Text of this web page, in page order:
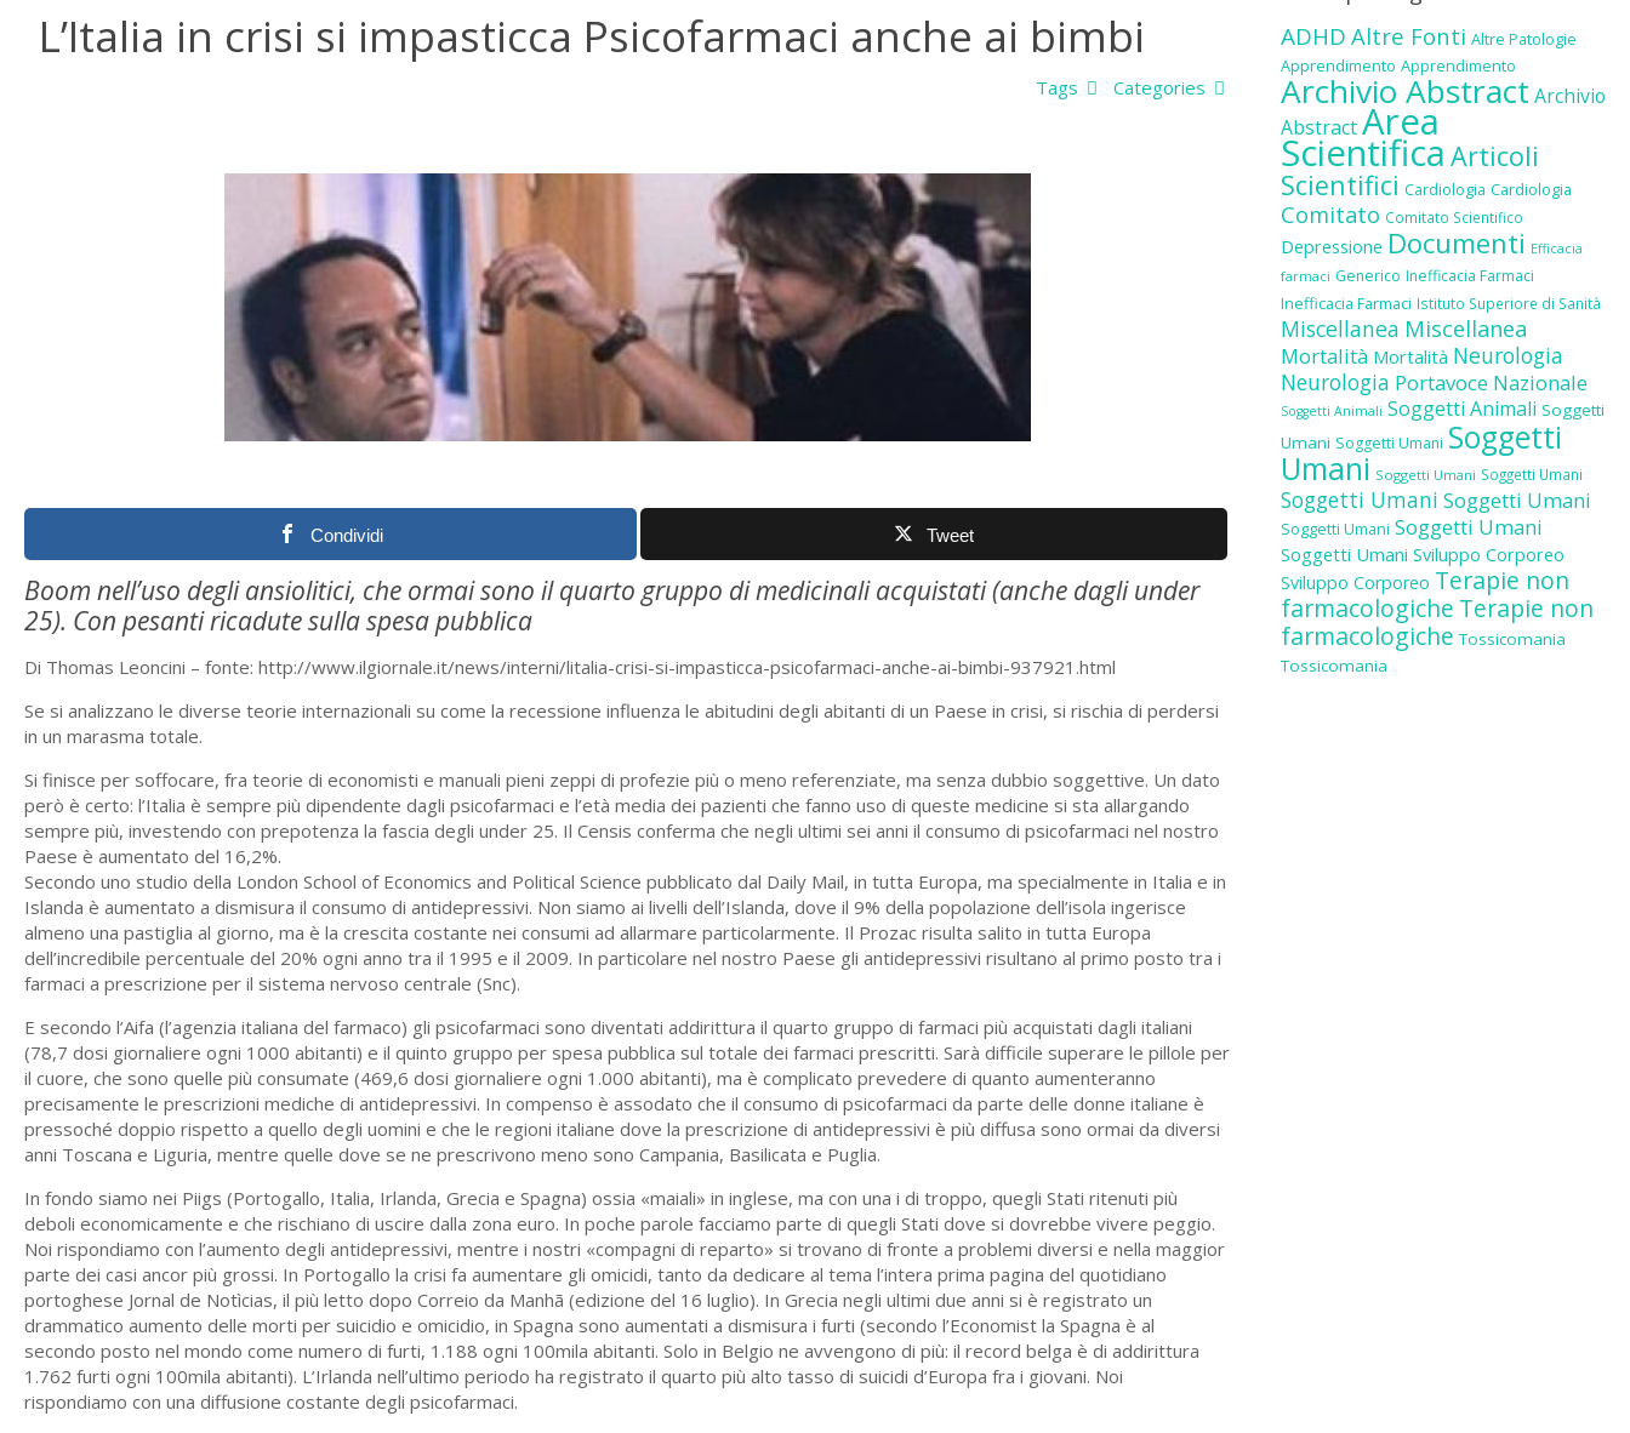
L’Italia in crisi si impasticca Psicofarmaci anche ai bimbi
Categories
Tags
Condividi Tweet
Boom nell’uso degli ansiolitici, che ormai sono il quarto gruppo di medicinali acquistati (anche dagli under
25). Con pesanti ricadute sulla spesa pubblica
Di Thomas Leoncini – fonte: http://www.ilgiornale.it/news/interni/litalia-crisi-si-impasticca-psicofarmaci-anche-ai-bimbi-937921.html
Se si analizzano le diverse teorie internazionali su come la recessione influenza le abitudini degli abitanti di un Paese in crisi, si rischia di perdersi
in un marasma totale.
Si finisce per soffocare, fra teorie di economisti e manuali pieni zeppi di profezie più o meno referenziate, ma senza dubbio soggettive. Un dato
però è certo: l’Italia è sempre più dipendente dagli psicofarmaci e l’età media dei pazienti che fanno uso di queste medicine si sta allargando
sempre più, investendo con prepotenza la fascia degli under 25. Il Censis conferma che negli ultimi sei anni il consumo di psicofarmaci nel nostro
Paese è aumentato del 16,2%.
Secondo uno studio della London School of Economics and Political Science pubblicato dal Daily Mail, in tutta Europa, ma specialmente in Italia e in
Islanda è aumentato a dismisura il consumo di antidepressivi. Non siamo ai livelli dell’Islanda, dove il 9% della popolazione dell’isola ingerisce
almeno una pastiglia al giorno, ma è la crescita costante nei consumi ad allarmare particolarmente. Il Prozac risulta salito in tutta Europa
dell’incredibile percentuale del 20% ogni anno tra il 1995 e il 2009. In particolare nel nostro Paese gli antidepressivi risultano al primo posto tra i
farmaci a prescrizione per il sistema nervoso centrale (Snc).
E secondo l’Aifa (l’agenzia italiana del farmaco) gli psicofarmaci sono diventati addirittura il quarto gruppo di farmaci più acquistati dagli italiani
(78,7 dosi giornaliere ogni 1000 abitanti) e il quinto gruppo per spesa pubblica sul totale dei farmaci prescritti. Sarà difficile superare le pillole per
il cuore, che sono quelle più consumate (469,6 dosi giornaliere ogni 1.000 abitanti), ma è complicato prevedere di quanto aumenteranno
precisamente le prescrizioni mediche di antidepressivi. In compenso è assodato che il consumo di psicofarmaci da parte delle donne italiane è
pressoché doppio rispetto a quello degli uomini e che le regioni italiane dove la prescrizione di antidepressivi è più diffusa sono ormai da diversi
anni Toscana e Liguria, mentre quelle dove se ne prescrivono meno sono Campania, Basilicata e Puglia.
In fondo siamo nei Piigs (Portogallo, Italia, Irlanda, Grecia e Spagna) ossia «maiali» in inglese, ma con una i di troppo, quegli Stati ritenuti più
deboli economicamente e che rischiano di uscire dalla zona euro. In poche parole facciamo parte di quegli Stati dove si dovrebbe vivere peggio.
Noi rispondiamo con l’aumento degli antidepressivi, mentre i nostri «compagni di reparto» si trovano di fronte a problemi diversi e nella maggior
parte dei casi ancor più grossi. In Portogallo la crisi fa aumentare gli omicidi, tanto da dedicare al tema l’intera prima pagina del quotidiano
portoghese Jornal de Notìcias, il più letto dopo Correio da Manhã (edizione del 16 luglio). In Grecia negli ultimi due anni si è registrato un
drammatico aumento delle morti per suicidio e omicidio, in Spagna sono aumentati a dismisura i furti (secondo l’Economist la Spagna è al
secondo posto nel mondo come numero di furti, 1.188 ogni 100mila abitanti. Solo in Belgio ne avvengono di più: il record belga è di addirittura
1.762 furti ogni 100mila abitanti). L’Irlanda nell’ultimo periodo ha registrato il quarto più alto tasso di suicidi d’Europa fra i giovani. Noi
rispondiamo con una diffusione costante degli psicofarmaci.
ADHD Altre Fonti Altre Patologie
Apprendimento Apprendimento
Archivio Abstract Archivio
AbstractArea
Scientifica Articoli
Scientifici Cardiologia Cardiologia
Comitato Comitato Scientifico
Depressione Documenti Efficacia
farmaci Generico Inefficacia Farmaci
Inefficacia Farmaci Istituto Superiore di Sanità
Miscellanea Miscellanea
Mortalità Mortalità Neurologia
Neurologia Portavoce Nazionale
Soggetti Animali Soggetti Animali Soggetti
Umani Soggetti Umani Soggetti
Umani Soggetti Umani Soggetti Umani
Soggetti Umani Soggetti Umani
Soggetti Umani Soggetti Umani
Soggetti Umani Sviluppo Corporeo
Sviluppo Corporeo Terapie non
farmacologiche Terapie non
farmacologiche Tossicomania
Tossicomania